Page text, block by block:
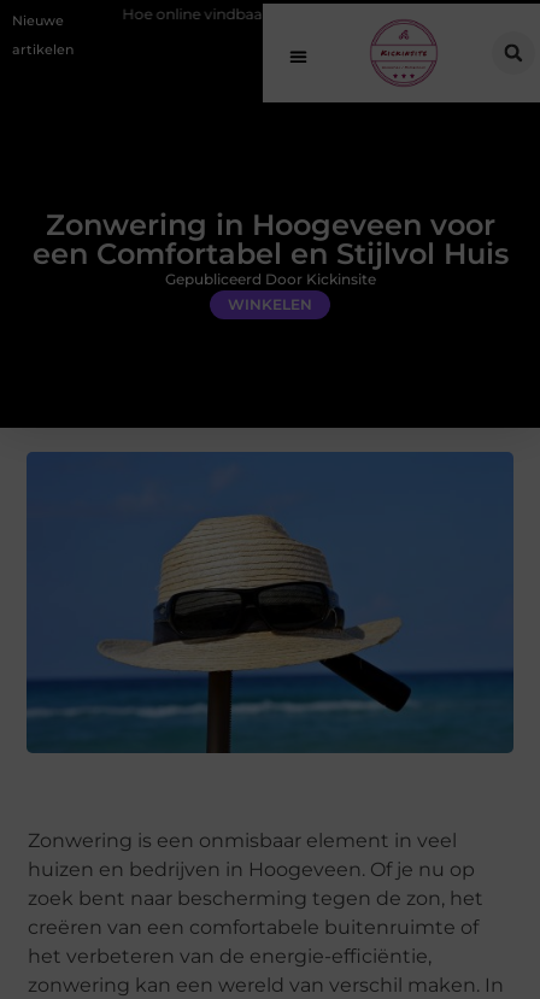
Nieuwe
artikelen
vindbaarheid verandert in 2026
Zonwering in Hoogeveen voor
een Comfortabel en Stijlvol Huis
WINKELEN
Gepubliceerd Door Kickinsite
Zonwering is een onmisbaar element in veel
huizen en bedrijven in Hoogeveen. Of je nu op
zoek bent naar bescherming tegen de zon, het
creëren van een comfortabele buitenruimte of
het verbeteren van de energie-efficiëntie,
zonwering kan een wereld van verschil maken. In